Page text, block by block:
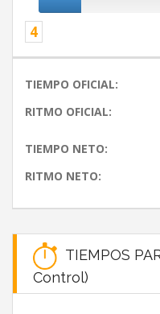
4
TIEMPO OFICIAL:
RITMO OFICIAL:
TIEMPO NETO:
RITMO NETO:
TIEMPOS
Control)